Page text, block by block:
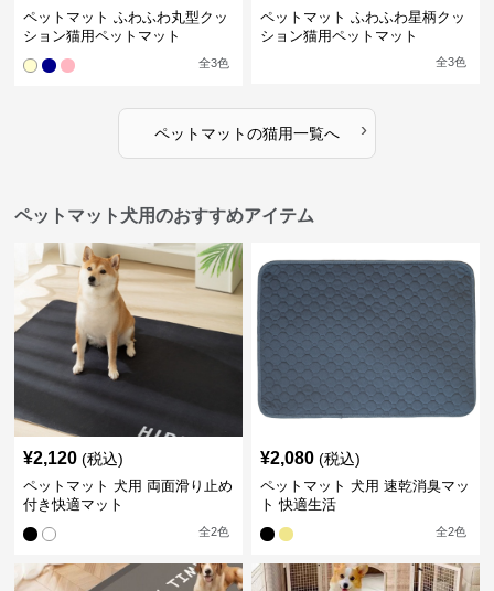
ペットマット ふわふわ丸型クッ
ション猫用ペットマット
全3色
ペットマット ふわふわ星柄クッ
ション猫用ペットマット
全3色
ペットマットの猫用一覧へ ›
ペットマット犬用のおすすめアイテム
¥2,120 (税込)
ペットマット 犬用 両面滑り止め
付き快適マット
全2色
¥2,080 (税込)
ペットマット 犬用 速乾消臭マッ
ト 快適生活
全2色